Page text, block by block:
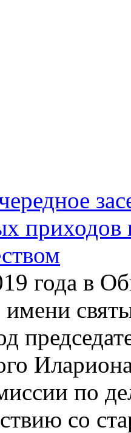
года в
имени
по
со